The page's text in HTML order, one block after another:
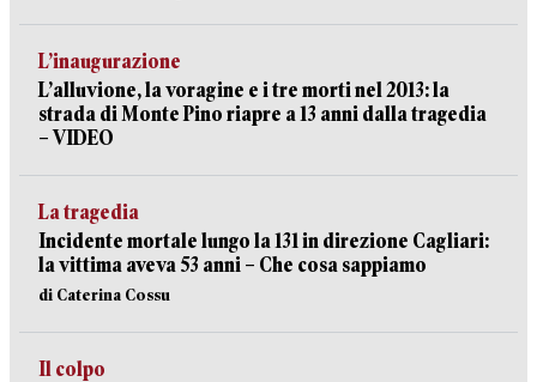
L’inaugurazione
L’alluvione, la voragine e i tre morti nel 2013: la
strada di Monte Pino riapre a 13 anni dalla tragedia
– VIDEO
La tragedia
Incidente mortale lungo la 131 in direzione Cagliari:
la vittima aveva 53 anni – Che cosa sappiamo
di Caterina Cossu
Il colpo